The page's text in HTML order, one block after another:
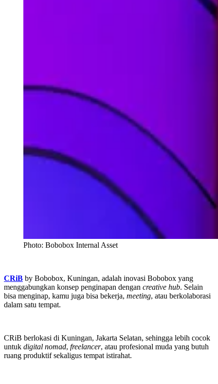
Photo: Bobobox Internal Asset
CRiB by Bobobox, Kuningan, adalah inovasi Bobobox yang
menggabungkan konsep penginapan dengan creative hub. Selain
bisa menginap, kamu juga bisa bekerja, meeting, atau berkolaborasi
dalam satu tempat.
CRiB berlokasi di Kuningan, Jakarta Selatan, sehingga lebih cocok
untuk digital nomad, freelancer, atau profesional muda yang butuh
ruang produktif sekaligus tempat istirahat.